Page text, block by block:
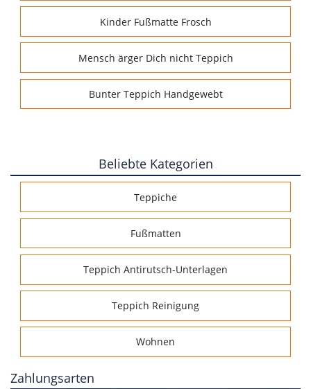
Kinder Fußmatte Frosch
Mensch ärger Dich nicht Teppich
Bunter Teppich Handgewebt
Beliebte Kategorien
Teppiche
Fußmatten
Teppich Antirutsch-Unterlagen
Teppich Reinigung
Wohnen
Zahlungsarten